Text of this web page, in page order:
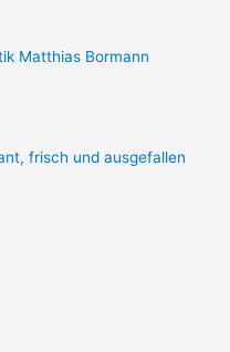
Matthias Bormann
frisch und ausgefallen